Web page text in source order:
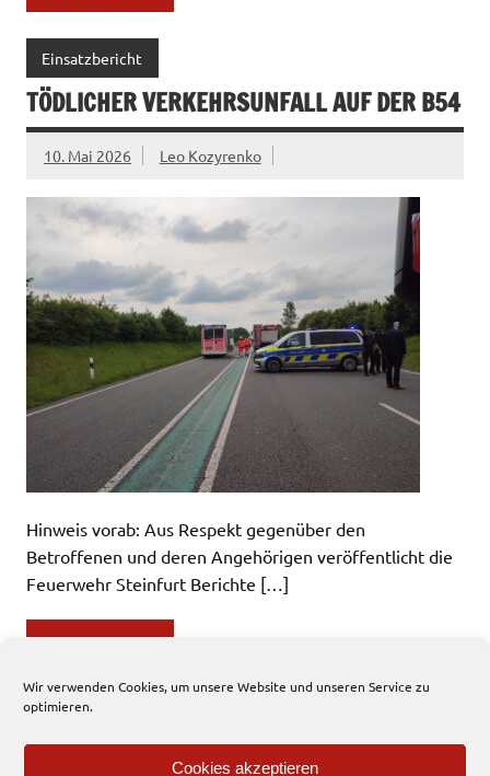
Wir verwenden Cookies, um unsere Website und unseren Service zu
optimieren.
Cookies akzeptieren
Einsatzbericht
TÖDLICHER VERKEHRSUNFALL AUF DER B54
10. Mai 2026 Leo Kozyrenko
Hinweis vorab: Aus Respekt gegenüber den
Betroffenen und deren Angehörigen veröffentlicht die
Feuerwehr Steinfurt Berichte […]
WEITERLESEN
Einsatzbericht